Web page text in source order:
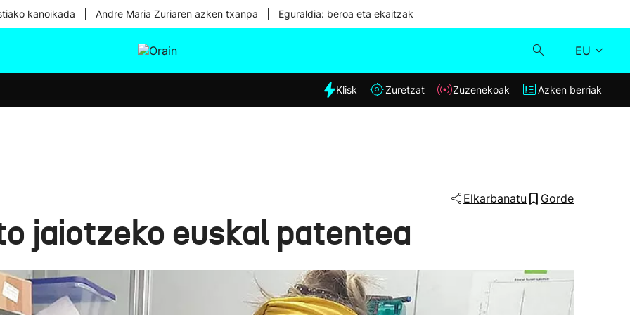
kanoikada Andre Maria Zuriaren azken txanpa Eguraldia: beroa eta ekaitzak
EU
Eguraldia
Klisk
Klisk Zuretzat Zuzenekoak Azken berriak
Elkarbanatu
Gorde
jaiotzeko euskal patentea